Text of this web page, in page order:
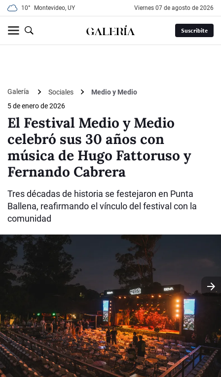
10° Montevideo, UY viernes 07 de agosto de 2026
Suscribite
Galería Sociales
Medio y Medio
5 de enero de 2026
El Festival Medio y Medio
celebró sus 30 años con
música de Hugo Fattoruso y
Fernando Cabrera
Tres décadas de historia se festejaron en Punta
Ballena, reafirmando el vínculo del festival con la
comunidad